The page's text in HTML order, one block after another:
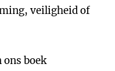
veiligheid of
ons boek